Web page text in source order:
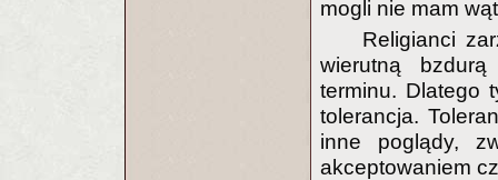
mogli nie mam
Religianci
wierutną
terminu. Dlatego
tolerancja.
inne poglądy,
akceptowaniem